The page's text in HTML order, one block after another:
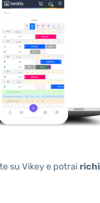
su Vikey e potrai